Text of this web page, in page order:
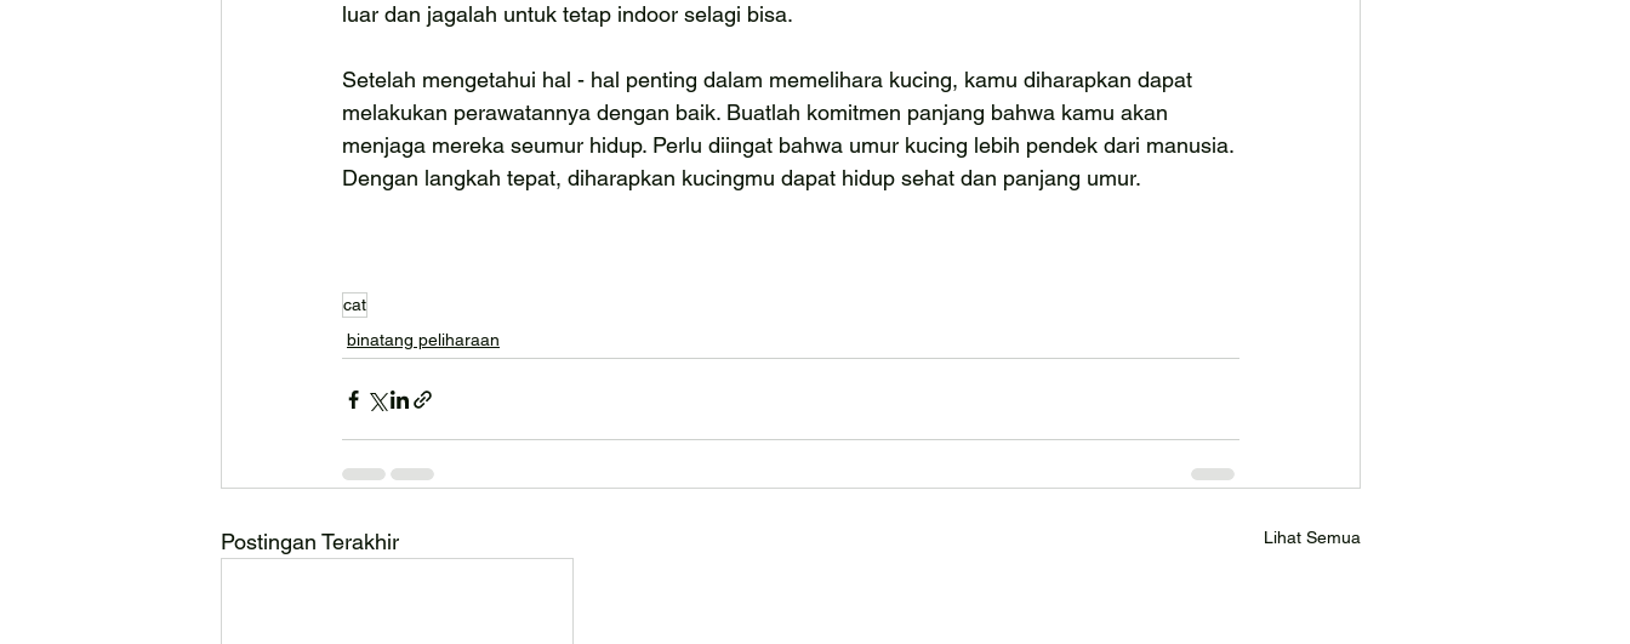
luar dan jagalah untuk tetap indoor selagi bisa.
Setelah mengetahui hal - hal penting dalam memelihara kucing, kamu diharapkan dapat
melakukan perawatannya dengan baik. Buatlah komitmen panjang bahwa kamu akan
menjaga mereka seumur hidup. Perlu diingat bahwa umur kucing lebih pendek dari manusia.
Dengan langkah tepat, diharapkan kucingmu dapat hidup sehat dan panjang umur.
cat
binatang peliharaan
Postingan Terakhir Lihat Semua